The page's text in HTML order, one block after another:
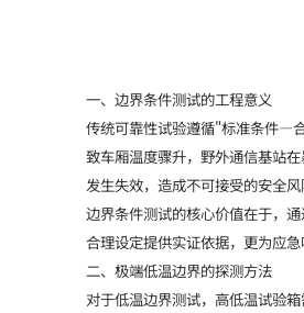
一、边界条件测试的工程意义
传统可靠性试验遵循"标准条件—
致车厢温度骤升，野外通信基站
发生失效，造成不可接受的安全风
边界条件测试的核心价值在于，
合理设定提供实证依据，更为应
二、极端低温边界的探测方法
对于低温边界测试，高低温试验